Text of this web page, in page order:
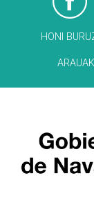
HONI
ARAUAK